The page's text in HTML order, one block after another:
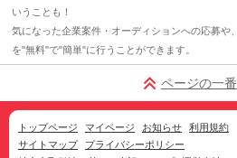
いうことも！
気になった企業案件・オーディションへの応募や
を"無料"で"簡単"に行うことができます。
ページの一
トップページ マイページ お知らせ
利用規約
サイトマップ
プライバシーポリシー